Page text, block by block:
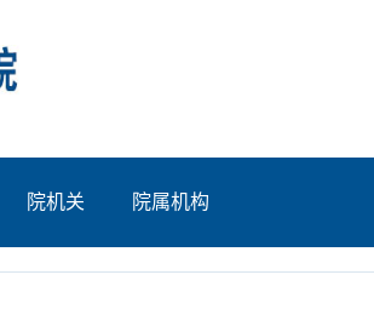
院机关 院属机构